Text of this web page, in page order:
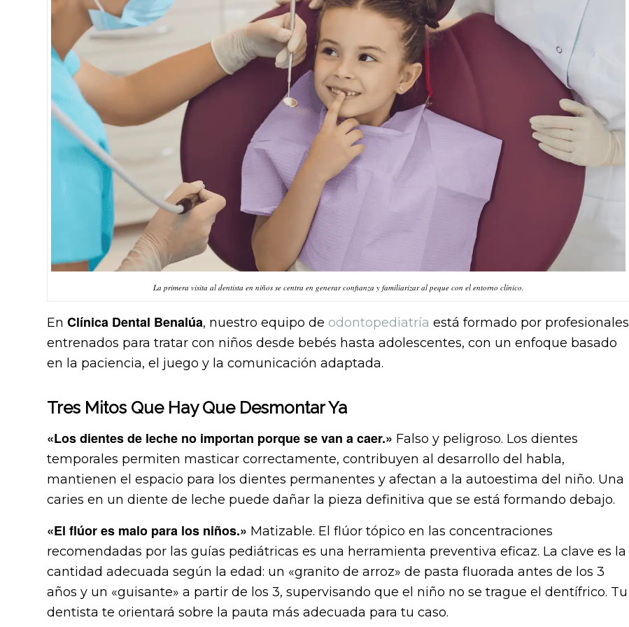
La primera visita al dentista en niños se centra en generar confianza y familiarizar al peque con el entorno clínico.
En Clínica Dental Benalúa, nuestro equipo de odontopediatría está formado por profesionales
entrenados para tratar con niños desde bebés hasta adolescentes, con un enfoque basado
en la paciencia, el juego y la comunicación adaptada.
Tres Mitos Que Hay Que Desmontar Ya
«Los dientes de leche no importan porque se van a caer.» Falso y peligroso. Los dientes
temporales permiten masticar correctamente, contribuyen al desarrollo del habla,
mantienen el espacio para los dientes permanentes y afectan a la autoestima del niño. Una
caries en un diente de leche puede dañar la pieza definitiva que se está formando debajo.
«El flúor es malo para los niños.» Matizable. El flúor tópico en las concentraciones
recomendadas por las guías pediátricas es una herramienta preventiva eficaz. La clave es la
cantidad adecuada según la edad: un «granito de arroz» de pasta fluorada antes de los 3
años y un «guisante» a partir de los 3, supervisando que el niño no se trague el dentífrico. Tu
dentista te orientará sobre la pauta más adecuada para tu caso.